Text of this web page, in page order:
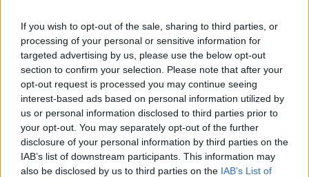
If you wish to opt-out of the sale, sharing to third parties, or
processing of your personal or sensitive information for
targeted advertising by us, please use the below opt-out
section to confirm your selection. Please note that after your
opt-out request is processed you may continue seeing
interest-based ads based on personal information utilized by
us or personal information disclosed to third parties prior to
your opt-out. You may separately opt-out of the further
disclosure of your personal information by third parties on the
IAB’s list of downstream participants. This information may
also be disclosed by us to third parties on the IAB’s List of